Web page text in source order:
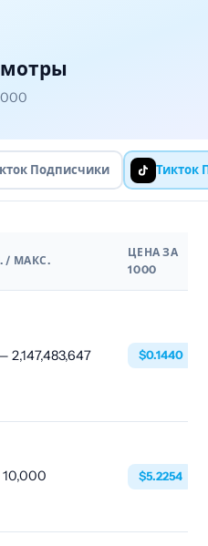
Подписчики Тикток
/ МАКС.
ЦЕНА ЗА
1000
2,147,483,647 $0.1440
$5.2254